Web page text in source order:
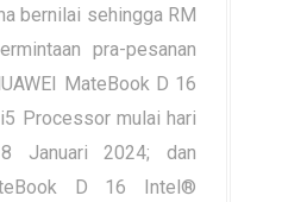
bernilai sehingga RM
pra-pesanan
MateBook D 16
Processor mulai hari
Januari 2024; dan
D 16 Intel®